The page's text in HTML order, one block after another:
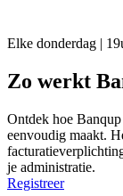
Elke donderdag |
Zo werkt
Ontdek hoe
eenvoudig maakt.
je administratie.
Registreer